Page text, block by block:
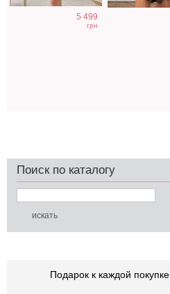
5 499
грн
Поиск по каталогу
Подарок к каждой покупке